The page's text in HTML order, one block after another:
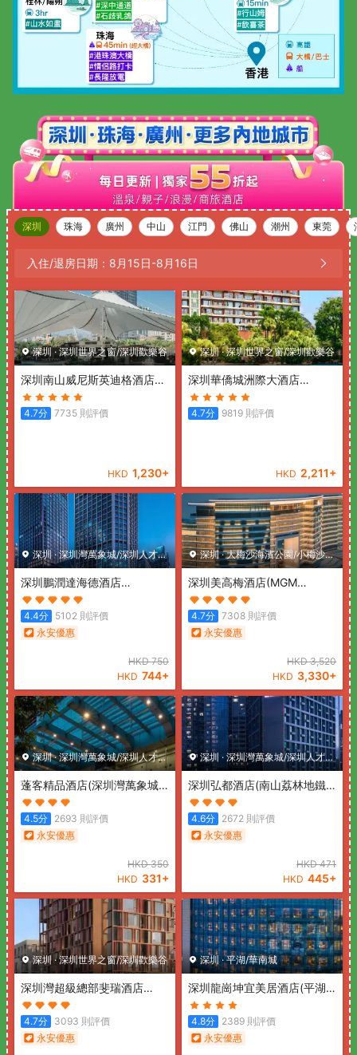
深圳 珠海 廣州 中山 江門 佛山 潮州 東莞
入住/退房日期： 8月15日-8月16日
深圳·深圳世界之窗/深圳歡樂谷
深圳南山威尼斯英迪格酒店
(Hotel Indigo SHENZHEN
OVERSEAS CHINESE TOWN
4.7分 7735 則評價
HKD 1,230+
深圳·深圳世界之窗/深圳歡樂谷
深圳華僑城洲際大酒店
(InterContinental Shenzhen)
4.7分 9819 則評價
HKD 2,211+
深圳·深圳灣萬象城/深圳人才公
園
深圳鵬潤達海德酒店
(Pengrunda Hyde Hotel
Shenzhen)
4.4分 5102 則評價
永安優惠
HKD750
HKD 744+
深圳·大梅沙海濱公園/小梅沙海
濱樂園
深圳美高梅酒店(MGM
Shenzhen)
4.7分 7308 則評價
永安優惠
HKD3,520
HKD 3,330+
深圳·深圳灣萬象城/深圳人才公
園
蓬客精品酒店(深圳灣萬象城
店)(Pengke Boutique Hotel
(Shenzhen Science Park
Coast City))
4.5分 2693 則評價
永安優惠
HKD350
HKD 331+
深圳 ·深圳灣萬象城/深圳人才公
園
深圳弘都酒店(南山荔林地鐵
站店) (Shenzhen hongdu
Hotel (Nanshan Subway
Station))
4.6分 2672 則評價
永安優惠
HKD471
HKD 445+
深圳 ·深圳世界之窗/深圳歡樂谷
深圳灣超級總部斐瑞酒店
(Shenzhen Bay Super
Headquarters Feria Hotel)
4.7分 3093 則評價
永安優惠
深圳 ·平湖/華南城
深圳龍崗坤宜美居酒店(平湖
站店) (Mercure Shenzhen
Longgang(Longgang
Wanda Plaza Branch))
4.8分 2389 則評價
永安優惠